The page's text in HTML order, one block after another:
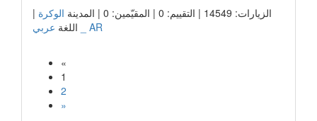
الزيارات: 14549 | التقييم: 0 | المقيّمين: 0 | المدينة
الوكرة |
اللغة عربي _ AR
«
1
2
»